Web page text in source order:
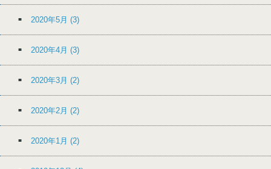
2020年5月 (3)
2020年4月 (3)
2020年3月 (2)
2020年2月 (2)
2020年1月 (2)